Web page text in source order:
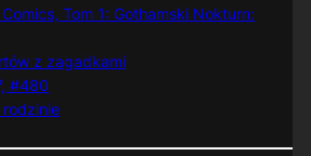
Tom 1: Gothamski Nokturn:
z zagadkami
#480
rodzinie